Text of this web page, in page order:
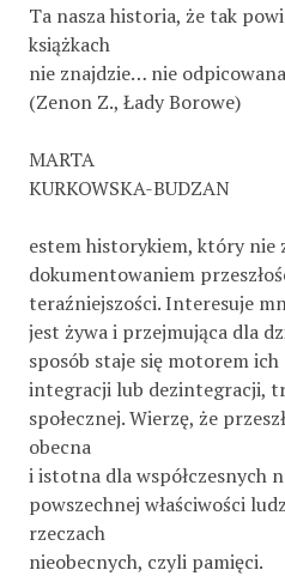
Ta nasza historia, że tak
książkach
nie znajdzie… nie
(Zenon Z., Łady Borowe)
MARTA
KURKOWSKA-BUDZAN
estem historykiem, który nie
dokumentowaniem
teraźniejszości. Interesuje
jest żywa i przejmująca dla
sposób staje się motorem
integracji lub dezintegracji,
społecznej. Wierzę, że
obecna
i istotna dla współczesnych
powszechnej właściwości
rzeczach
nieobecnych, czyli pamięci.